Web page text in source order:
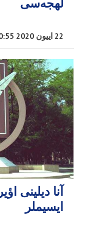
لهجه‌سی
22 اییون 2020 10:55
آنا دیلینی
ایسیملر